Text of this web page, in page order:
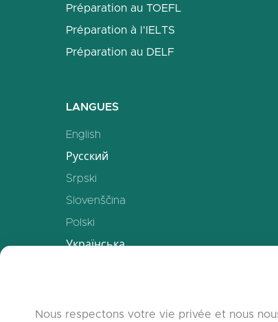
Préparation au TOEFL
Préparation à l'IELTS
Préparation au DELF
LANGUES
English
Русский
Srpski
Slovenščina
Polski
Українська
Français
Nous respectons votre vie privée et nous